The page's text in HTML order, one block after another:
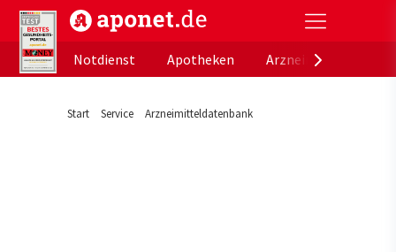
aponet.de - Das offizielle Gesundheitsportal der
Notdienst
Apotheken
Start Service Arzneimitteldatenbank